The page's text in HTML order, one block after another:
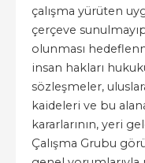
çalışma yürüten
çerçeve
olunması
insan hakları
sözleşmeler,
kaideleri ve bu
kararlarının, yeri
Çalışma Grubu